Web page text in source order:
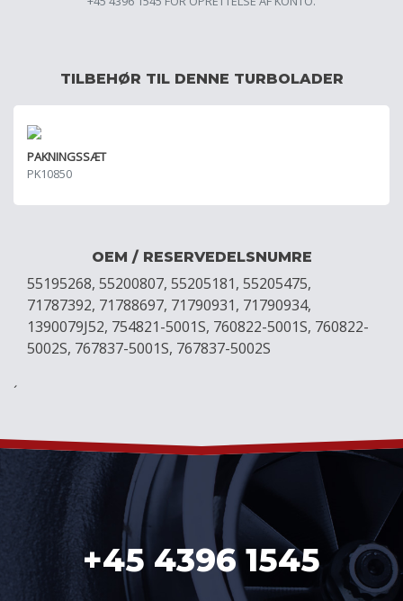
TILBEHØR TIL DENNE TURBOLADER
PAKNINGSSÆT
PK10850
OEM / RESERVEDELSNUMRE
55195268, 55200807, 55205181, 55205475,
71787392, 71788697, 71790931, 71790934,
1390079J52, 754821-5001S, 760822-5001S, 760822-
5002S, 767837-5001S, 767837-5002S
´
+45 4396 1545